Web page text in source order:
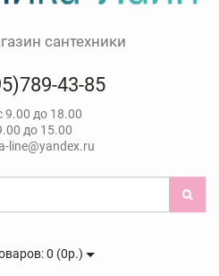
сантехники
43-85
9.00 до 18.00
до 15.00
line@yandex.ru
0 (0р.)